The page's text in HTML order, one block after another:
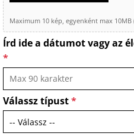
Maximum 10 kép, egyenként max 10MB
Írd ide a dátumot vagy az
*
Válassz típust*